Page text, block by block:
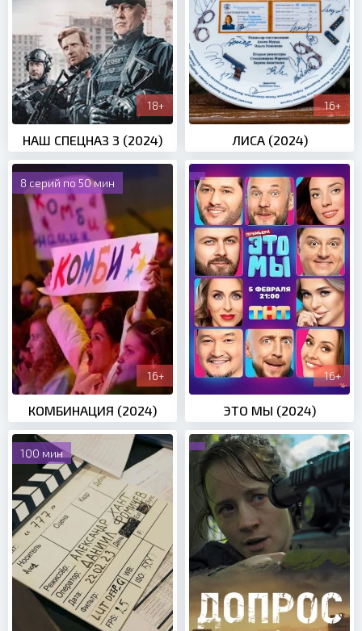
18+
НАШ СПЕЦНАЗ 3 (2024)
16+
ЛИСА (2024)
8 серий по 50 мин
16+
КОМБИНАЦИЯ (2024)
16+
ЭТО МЫ (2024)
100 мин